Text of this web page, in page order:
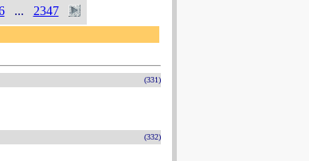
... 2347
(331)
(332)